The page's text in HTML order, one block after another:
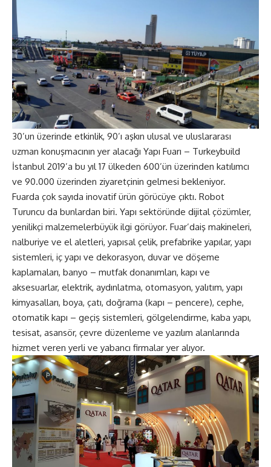
30’un üzerinde etkinlik, 90’ı aşkın ulusal ve uluslararası
uzman konuşmacının yer alacağı Yapı Fuarı – Turkeybuild
İstanbul 2019’a bu yıl 17 ülkeden 600’ün üzerinden katılımcı
ve 90.000 üzerinden ziyaretçinin gelmesi bekleniyor.
Fuarda çok sayıda inovatif ürün görücüye çıktı. Robot
Turuncu da bunlardan biri. Yapı sektöründe dijital çözümler,
yenilikçi malzemelerbüyük ilgi görüyor. Fuar’daiş makineleri,
nalburiye ve el aletleri, yapısal çelik, prefabrike yapılar, yapı
sistemleri, iç yapı ve dekorasyon, duvar ve döşeme
kaplamaları, banyo – mutfak donanımları, kapı ve
aksesuarlar, elektrik, aydınlatma, otomasyon, yalıtım, yapı
kimyasalları, boya, çatı, doğrama (kapı – pencere), cephe,
otomatik kapı – geçiş sistemleri, gölgelendirme, kaba yapı,
tesisat, asansör, çevre düzenleme ve yazılım alanlarında
hizmet veren yerli ve yabancı firmalar yer alıyor.